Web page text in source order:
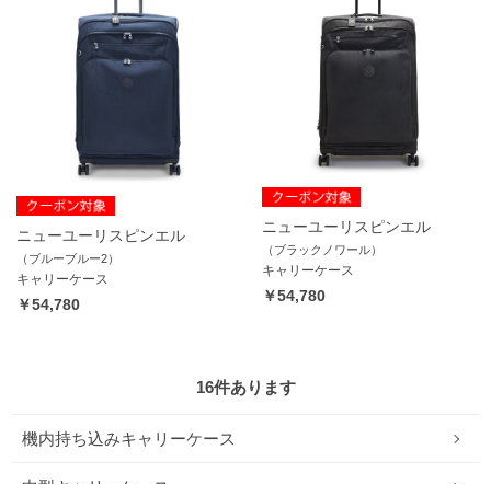
ニューユーリスピンエル
（ブルーブルー2）
キャリーケース
￥54,780
ニューユーリスピンエル
（ブラックノワール）
キャリーケース
￥54,780
16件あります
機内持ち込みキャリーケース